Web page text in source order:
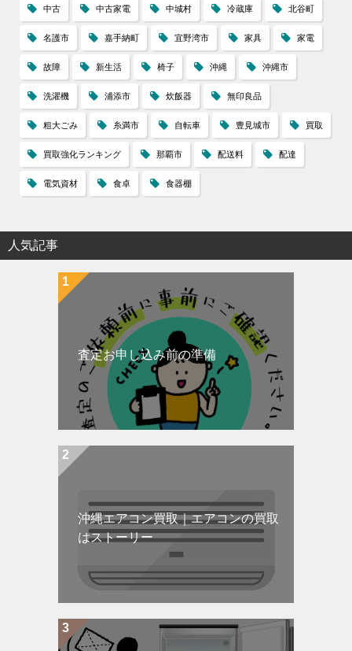
中古 中古家電 中城村 冷蔵庫 北谷町
名護市 嘉手納町 宜野湾市 家具 家電
故障 新生活 椅子 沖縄 沖縄市
洗濯機 浦添市 炊飯器 無印良品
粗大ごみ 糸満市 自転車 豊見城市 買取
買取強化ランキング 那覇市 配送料 配達
電気資材 食卓 食器棚
人気記事
査定お申し込み前の準備
沖縄エアコン買取｜エアコンの買取
はストーリー